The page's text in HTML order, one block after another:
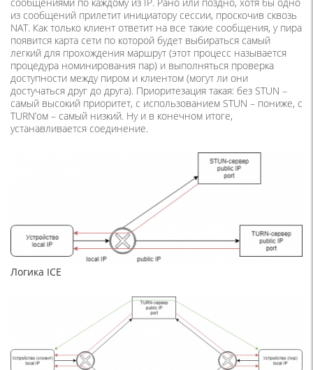
из сообщений прилетит инициатору сессии, проскочив сквозь
NAT. Как только клиент ответит на все такие сообщения, у пира
появится карта сети по которой будет выбираться самый
легкий для прохождения маршрут (этот процесс называется
процедура номинирования пар) и выполняться проверка
доступности между пиром и клиентом (могут ли они
достучаться друг до друга). Приоритезация такая: без STUN –
самый высокий приоритет, с использованием STUN – пониже, с
TURN’ом – самый низкий. Ну и в конечном итоге,
устанавливается соединение.
Логика ICE